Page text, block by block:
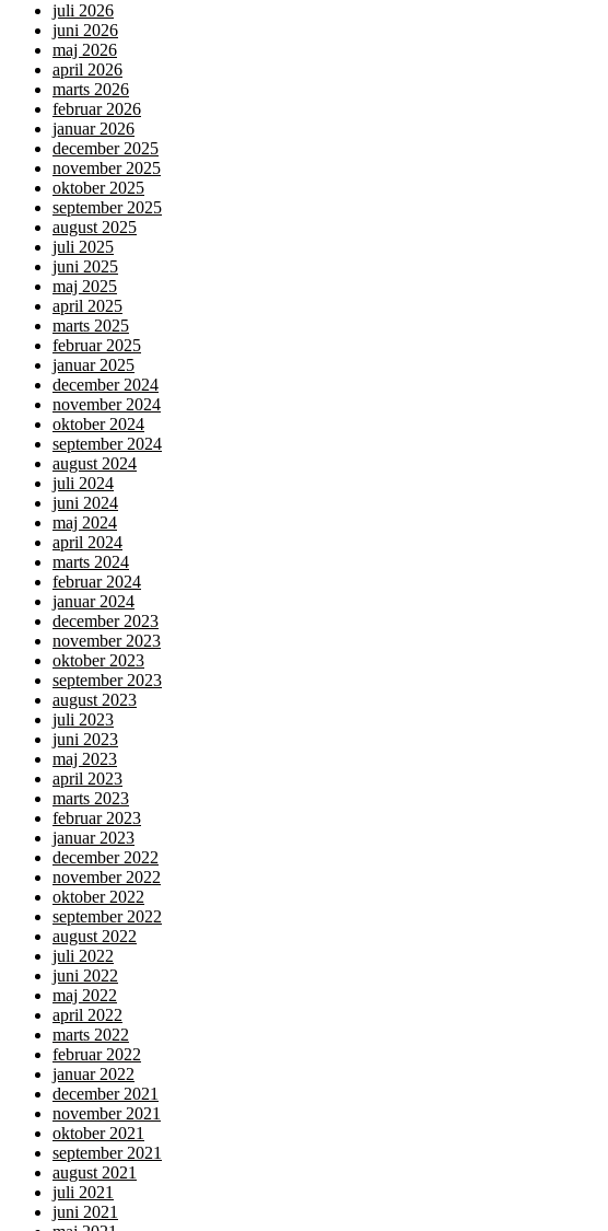
juli 2026
juni 2026
maj 2026
april 2026
marts 2026
februar 2026
januar 2026
december 2025
november 2025
oktober 2025
september 2025
august 2025
juli 2025
juni 2025
maj 2025
april 2025
marts 2025
februar 2025
januar 2025
december 2024
november 2024
oktober 2024
september 2024
august 2024
juli 2024
juni 2024
maj 2024
april 2024
marts 2024
februar 2024
januar 2024
december 2023
november 2023
oktober 2023
september 2023
august 2023
juli 2023
juni 2023
maj 2023
april 2023
marts 2023
februar 2023
januar 2023
december 2022
november 2022
oktober 2022
september 2022
august 2022
juli 2022
juni 2022
maj 2022
april 2022
marts 2022
februar 2022
januar 2022
december 2021
november 2021
oktober 2021
september 2021
august 2021
juli 2021
juni 2021